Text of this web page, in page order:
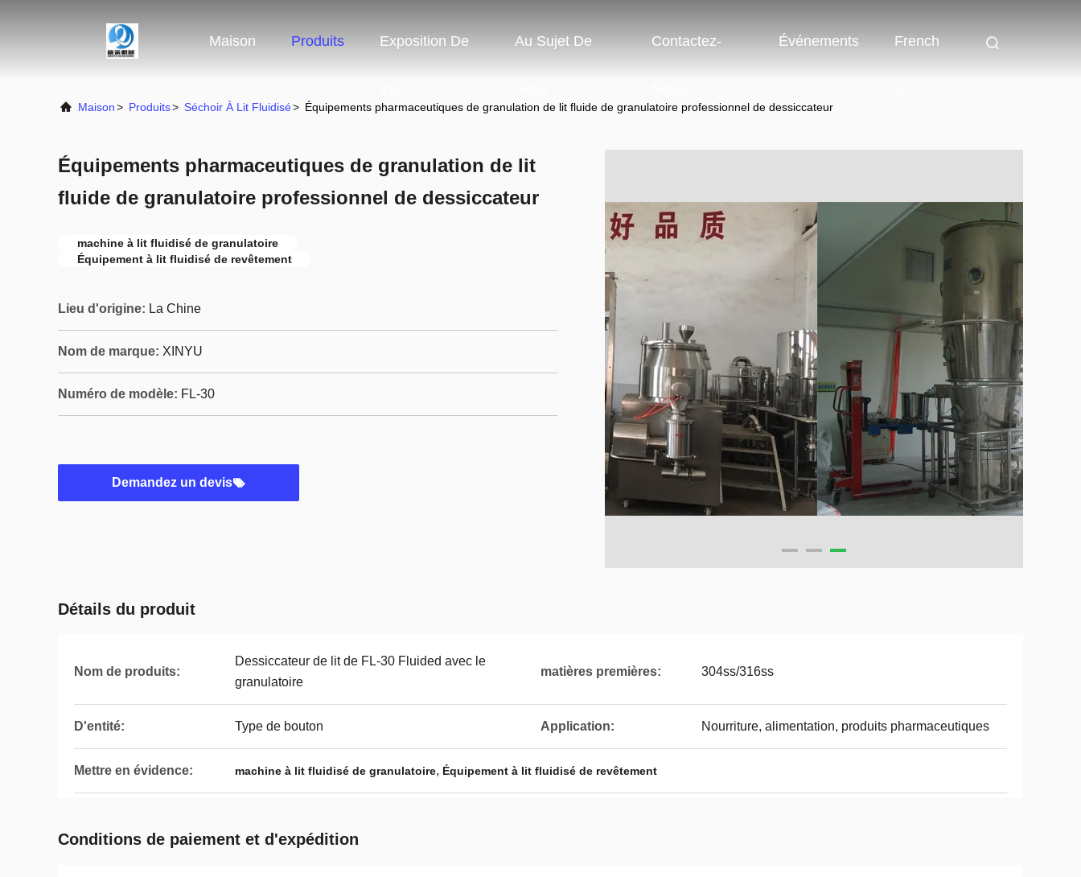
Maison Produits Exposition De Au Sujet De Contactez- Événements French
Maison> Produits> Séchoir À Lit Fluidisé> Équipements pharmaceutiques de granulation de lit fluide de granulatoire professionnel de dessiccateur
Équipements pharmaceutiques de granulation de lit
fluide de granulatoire professionnel de dessiccateur
machine à lit fluidisé de granulatoire
Équipement à lit fluidisé de revêtement
Lieu d'origine: La Chine
Nom de marque: XINYU
Numéro de modèle: FL-30
Demandez un devis
Détails du produit
Nom de produits:
Dessiccateur de lit de FL-30 Fluided avec le
granulatoire
matières premières: 304ss/316ss
D'entité: Type de bouton Application: Nourriture, alimentation, produits pharmaceutiques
Mettre en évidence: machine à lit fluidisé de granulatoire, Équipement à lit fluidisé de revêtement
Conditions de paiement et d'expédition